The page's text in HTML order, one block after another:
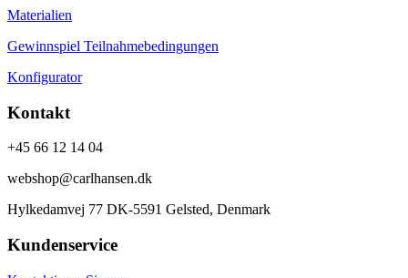
Materialien
Gewinnspiel Teilnahmebedingungen
Konfigurator
Kontakt
+45 66 12 14 04
webshop@carlhansen.dk
Hylkedamvej 77 DK-5591 Gelsted, Denmark
Kundenservice